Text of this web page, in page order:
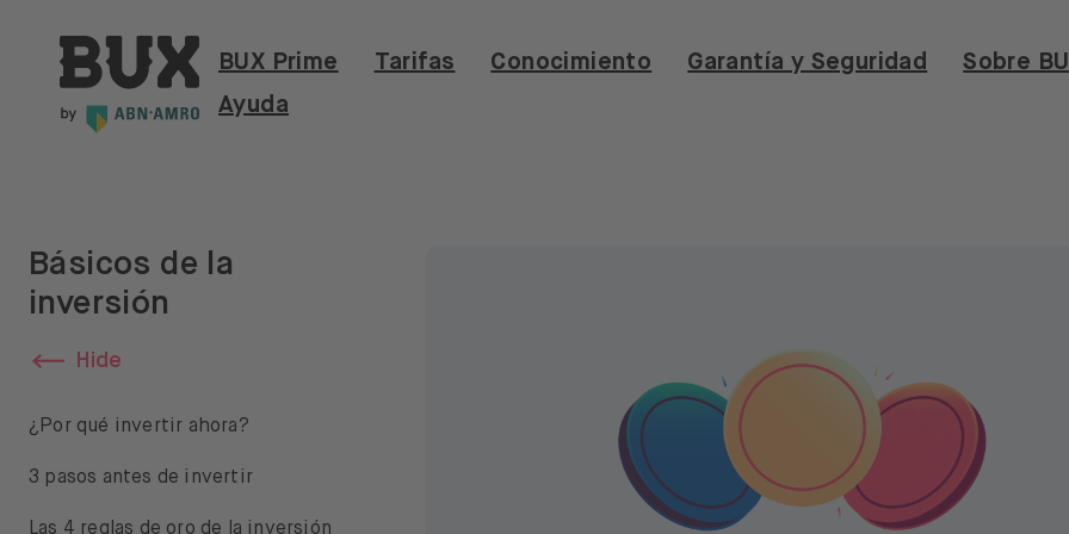
BUX | Haz más con tu dinero ES
BUX Prime Tarifas Conocimiento Garantía y Seguridad
Sobre
Ayuda
Básicos de la
inversión
Hide
¿Por qué invertir ahora?
3 pasos antes de invertir
Las 4 reglas de oro de la inversión